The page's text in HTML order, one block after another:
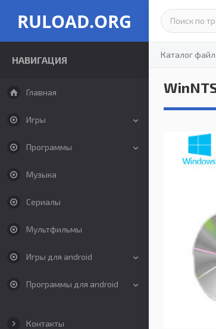
RULOAD.ORG
НАВИГАЦИЯ
Главная
Игры
Программы
Музыка
Сериалы
Мультфильмы
Игры для android
Программы для android
Контакты
Каталог